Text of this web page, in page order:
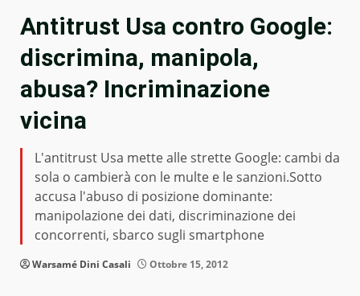
Antitrust Usa contro Google:
discrimina, manipola,
abusa? Incriminazione
vicina
L'antitrust Usa mette alle strette Google: cambi da
sola o cambierà con le multe e le sanzioni.Sotto
accusa l'abuso di posizione dominante:
manipolazione dei dati, discriminazione dei
concorrenti, sbarco sugli smartphone
Warsamé Dini Casali Ottobre 15, 2012